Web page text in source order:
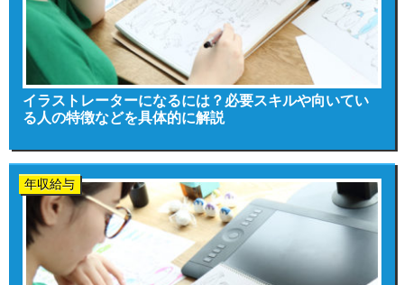
イラストレーターになるには？必要スキルや向いてい
る人の特徴などを具体的に解説
年収給与